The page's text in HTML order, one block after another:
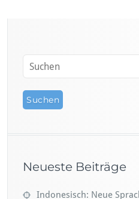
Neueste Beiträge
Indonesisch: Neue